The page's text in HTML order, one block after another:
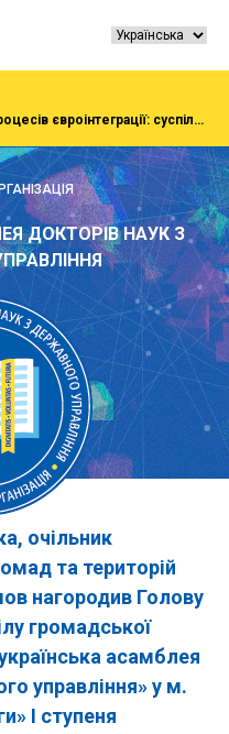
Конференція «Інституціоналізація процесів євроінтеграції: суспільство, економіка, адміністрування»
ДОКТОРІВ НАУК З
очільник
та територій
нагородив Голову
громадської
асамблея
управління» у м.
І ступеня